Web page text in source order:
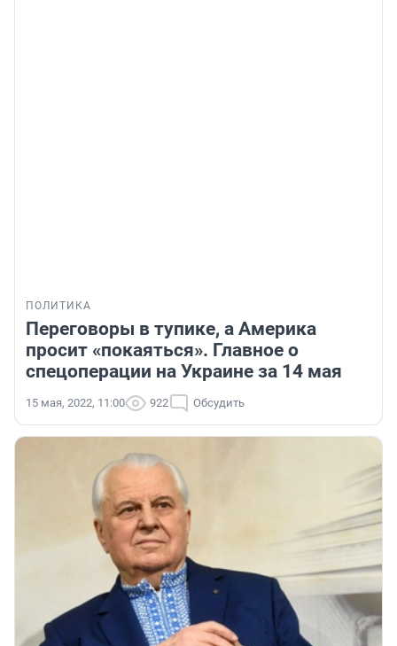
ПОЛИТИКА
Переговоры в тупике, а Америка
просит «покаяться». Главное о
спецоперации на Украине за 14 мая
15 мая, 2022, 11:00 922 Обсудить